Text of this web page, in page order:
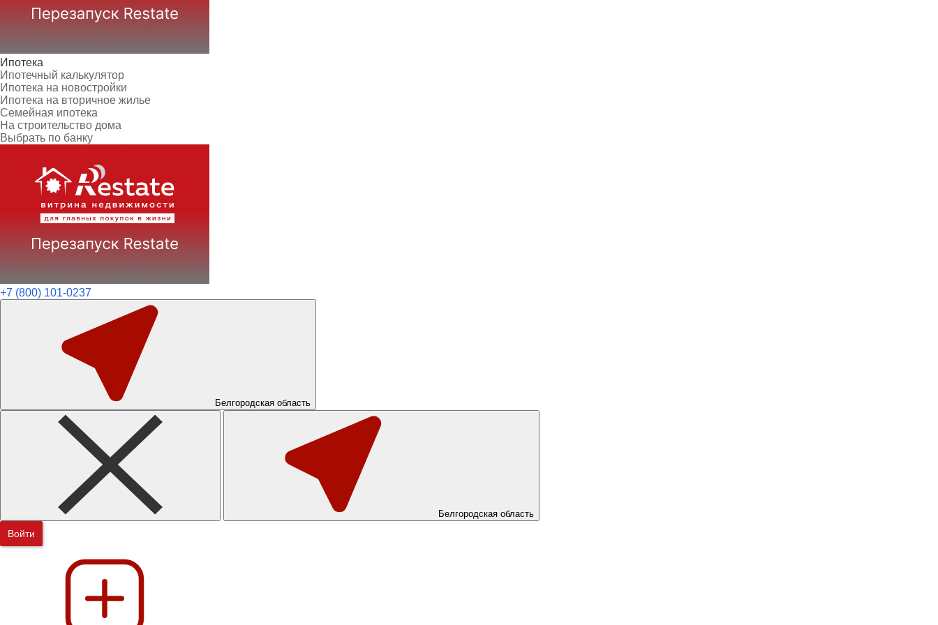
Ипотека
Ипотечный калькулятор
Ипотека на новостройки
Ипотека на вторичное жилье
Семейная ипотека
На строительство дома
Выбрать по банку
+7 (800) 101-0237
Белгородская область
Белгородская область
Войти